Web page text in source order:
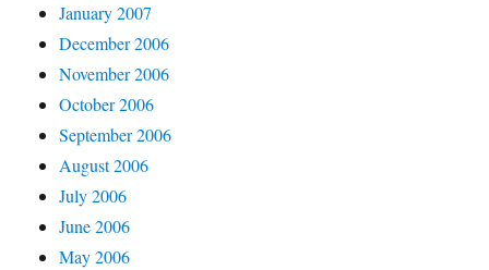
January 2007
December 2006
November 2006
October 2006
September 2006
August 2006
July 2006
June 2006
May 2006